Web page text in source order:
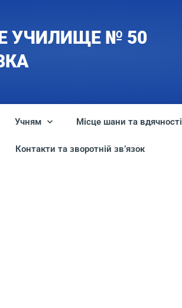
УЧИЛИЩЕ № 50
Учням Місце шани та вдячності
Контакти та зворотній зв’язок